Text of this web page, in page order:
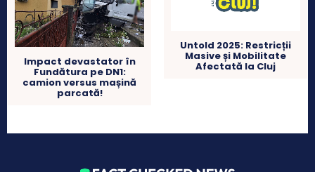
Impact devastator în
Fundătura pe DN1:
camion versus mașină
parcată!
Untold 2025: Restricții
Masive și Mobilitate
Afectată la Cluj